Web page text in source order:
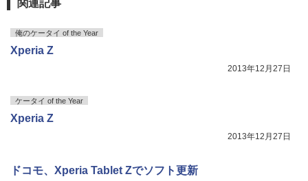
関連記事
俺のケータイ of the Year
Xperia Z
2013年12月27日
ケータイ of the Year
Xperia Z
2013年12月27日
ドコモ、Xperia Tablet Zでソフト更新